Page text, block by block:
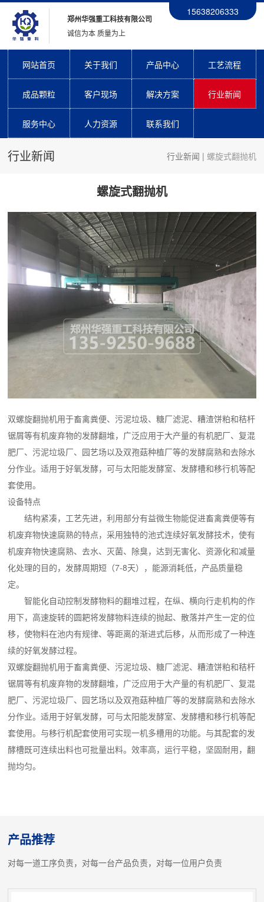
15638206333
郑州华强重工科技有限公司
诚信为本 质量为上
网站首页 关于我们 产品中心 工艺流程
成品颗粒 客户现场 解决方案 行业新闻
服务中心 人力资源 联系我们
行业新闻 行业新闻 | 螺旋式翻抛机
螺旋式翻抛机
双螺旋翻抛机用于畜禽粪便、污泥垃圾、糖厂滤泥、糟渣饼粕和秸杆
锯屑等有机废弃物的发酵翻堆，广泛应用于大产量的有机肥厂、复混
肥厂、污泥垃圾厂、园艺场以及双孢菇种植厂等的发酵腐熟和去除水
分作业。适用于好氧发酵，可与太阳能发酵室、发酵槽和移行机等配
套使用。
设备特点
结构紧凑，工艺先进，利用部分有益微生物能促进畜禽粪便等有
机废弃物快速腐熟的特点，采用独特的池式连续好氧发酵技术，使有
机废弃物快速腐熟、去水、灭菌、除臭，达到无害化、资源化和减量
化处理的目的，发酵周期短（7-8天），能源消耗低，产品质量稳
定。
智能化自动控制发酵物料的翻堆过程，在纵、横向行走机构的作
用下，高速旋转的圆耙将发酵物料连续的抛起、散落并产生一定的位
移，使物料在池内有规律、等距离的渐进式后移，从而形成了一种连
续的好氧发酵过程。
双螺旋翻抛机用于畜禽粪便、污泥垃圾、糖厂滤泥、糟渣饼粕和秸杆
锯屑等有机废弃物的发酵翻堆，广泛应用于大产量的有机肥厂、复混
肥厂、污泥垃圾厂、园艺场以及双孢菇种植厂等的发酵腐熟和去除水
分作业。适用于好氧发酵，可与太阳能发酵室、发酵槽和移行机等配
套使用。与移行机配套使用可实现一机多槽用的功能。与其配套的发
酵槽既可连续出料也可批量出料。效率高，运行平稳，坚固耐用，翻
抛均匀。
产品推荐
对每一道工序负责，对每一台产品负责，对每一位用户负责